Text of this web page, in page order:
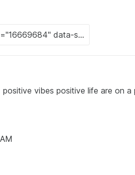
vibes positive life are on a